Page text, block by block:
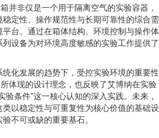
并非仅是一个用于隔离空气的实验容器，
定性、操作规范性与长期可靠性的综合需
台。通过在箱体结构、环境控制与操作体
设备为对环境高度敏感的实验工作提供了
化发展的趋势下，受控实验环境的重要性
体现的设计理念，也反映了艾博纳在实验
验条件”这一核心认知的深入实践。未来，
以稳定性与可重复性为核心价值的基础设
不可或缺的重要基石。